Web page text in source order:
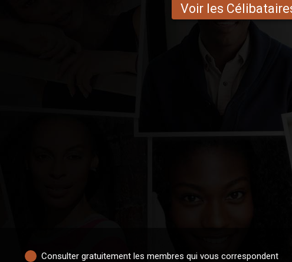
Voir les
Consulter gratuitement les membres qui vous correspondent